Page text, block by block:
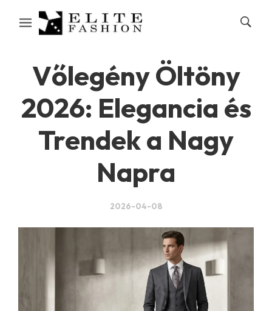
Vőlegény Öltöny
2026: Elegancia és
Trendek a Nagy
Napra
2026-04-08